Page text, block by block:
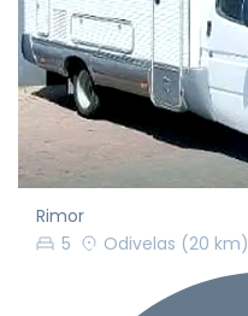
Rimor
5
Odivelas (20 km)